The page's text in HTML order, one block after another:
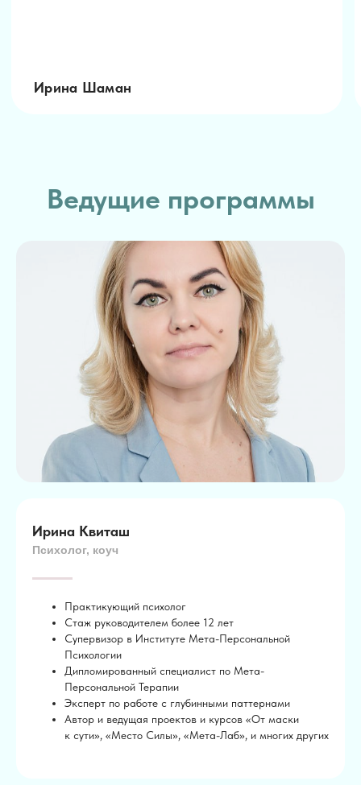
Ведущие программы
Ирина Квиташ
Психолог, коуч
Практикующий психолог
Стаж руководителем более 12 лет
Супервизор в Институте Мета-Персональной
Психологии
Дипломированный специалист по Мета-
Персональной Терапии
Эксперт по работе с глубинными паттернами
Автор и ведущая проектов и курсов «От маски
к сути», «Место Силы», «Мета-Лаб», и многих других
ООО «Институт Мета-Персональной Психологии»
9706052409
ОГРН 1247700829837
119180 г. Москва,
ул Большая Полянка, д. 51а/9, помещ. 1/1/8
Лицензия на образовательную деятельность